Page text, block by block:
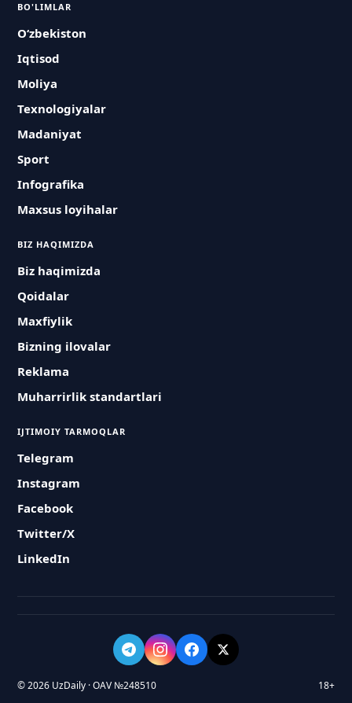
BO'LIMLAR
O‘zbekiston
Iqtisod
Moliya
Texnologiyalar
Madaniyat
Sport
Infografika
Maxsus loyihalar
BIZ HAQIMIZDA
Biz haqimizda
Qoidalar
Maxfiylik
Bizning ilovalar
Reklama
Muharrirlik standartlari
IJTIMOIY TARMOQLAR
Telegram
Instagram
Facebook
Twitter/X
LinkedIn
© 2026 UzDaily · OAV №248510 18+